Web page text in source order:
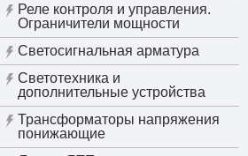
Реле контроля и управления.
Ограничители мощности
Светосигнальная арматура
Светотехника и
дополнительные устройства
Трансформаторы напряжения
понижающие